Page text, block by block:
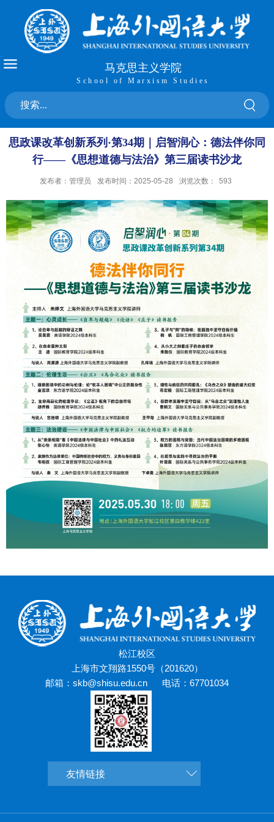
马克思主义学院
School of Marxism Studies
思政课改革创新系列·第34期｜启智润心：德法伴你同
行——《思想道德与法治》第三届读书沙龙
发布者：管理员 发布时间：2025-05-28 浏览次数： 593
松江校区
上海市文翔路1550号（201620）
邮箱：skb@shisu.edu.cn
电话：67701034
友情链接